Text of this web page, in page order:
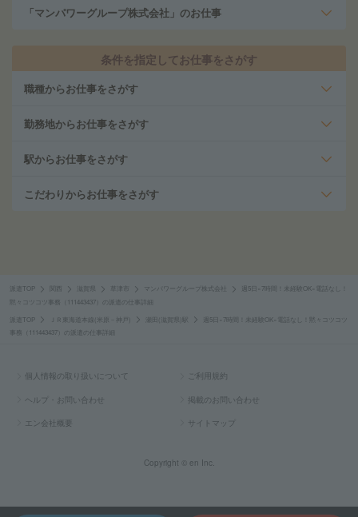
「マンパワーグループ株式会社」のお仕事
条件を指定してお仕事をさがす
職種からお仕事をさがす
勤務地からお仕事をさがす
駅からお仕事をさがす
こだわりからお仕事をさがす
派遣TOP 滋賀県 草津市 マンパワーグループ株式会社
週5日×7時間！未経験OK×電話なし！
黙々コツコツ事務（111443437）の派遣の仕事詳細
派遣TOP ＪＲ東海道本線(米原－神戸) 瀬田(滋賀県)駅
週5日×7時間！未経験OK×電話なし！黙々コツコツ
事務（111443437）の派遣の仕事詳細
個人情報の取り扱いについて ご利用規約
ヘルプ・お問い合わせ 掲載のお問い合わせ
エン会社概要 サイトマップ
Copyright © en Inc.